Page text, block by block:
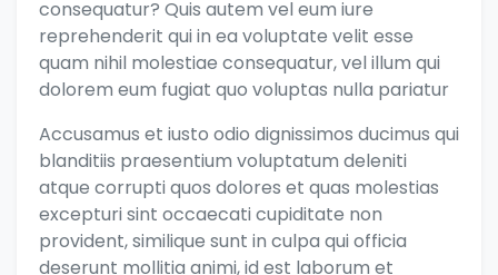
consequatur? Quis autem vel eum iure
reprehenderit qui in ea voluptate velit esse
quam nihil molestiae consequatur, vel illum qui
dolorem eum fugiat quo voluptas nulla pariatur
Accusamus et iusto odio dignissimos ducimus qui
blanditiis praesentium voluptatum deleniti
atque corrupti quos dolores et quas molestias
excepturi sint occaecati cupiditate non
provident, similique sunt in culpa qui officia
deserunt mollitia animi, id est laborum et